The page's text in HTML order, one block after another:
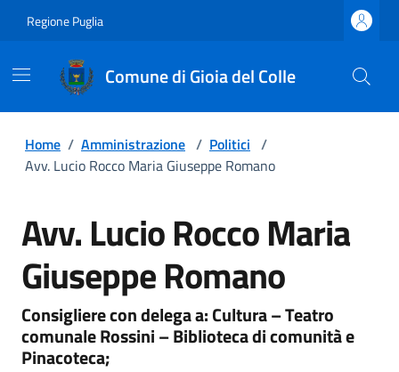
Regione Puglia
Comune di Gioia del Colle
Home / Amministrazione / Politici /
Avv. Lucio Rocco Maria Giuseppe Romano
Avv. Lucio Rocco Maria
Giuseppe Romano
Consigliere con delega a: Cultura – Teatro
comunale Rossini – Biblioteca di comunità e
Pinacoteca;